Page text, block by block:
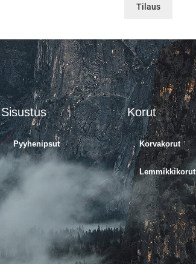
Tilaus
Sisustus
Pyyhenipsut
Korut
Korvakorut
Lemmikkikorut